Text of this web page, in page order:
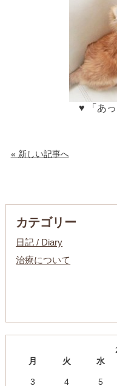
♥ 「あ
« 新しい記事へ
カテゴリー
日記 / Diary
治療について
月
火 水
3
4 5